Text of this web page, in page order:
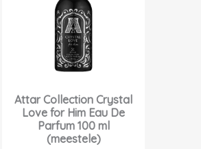
Attar Collection Crystal
Love for Him Eau De
Parfum 100 ml
(meestele)